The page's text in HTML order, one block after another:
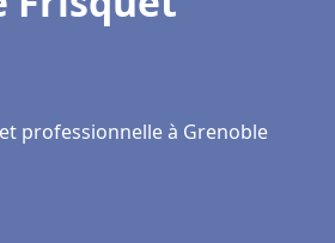
professionnelle à Grenoble